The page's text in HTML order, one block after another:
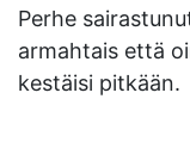
Perhe
armahtais että
kestäisi pitkään.